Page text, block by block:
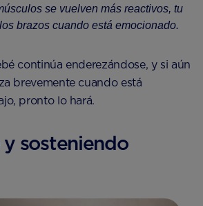
se vuelven más reactivos, tu
brazos cuando está emocionado.
continúa enderezándose, y si aún
brevemente cuando está
pronto lo hará.
sosteniendo